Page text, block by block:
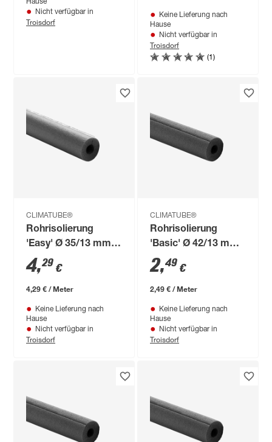
Hause
Nicht verfügbar in
Troisdorf
Keine Lieferung nach
Hause
Nicht verfügbar in
Troisdorf
(1)
CLIMATUBE®
Rohrisolierung
'Easy' Ø 35/13 mm
Dämmstärke
selbstklebend, 1 m
4,29 €
4,29 € / Meter
Keine Lieferung nach
Hause
Nicht verfügbar in
Troisdorf
CLIMATUBE®
Rohrisolierung
'Basic' Ø 42/13 mm
Dämmstärke
vorgeschlitzt, 1 m
2,49 €
2,49 € / Meter
Keine Lieferung nach
Hause
Nicht verfügbar in
Troisdorf